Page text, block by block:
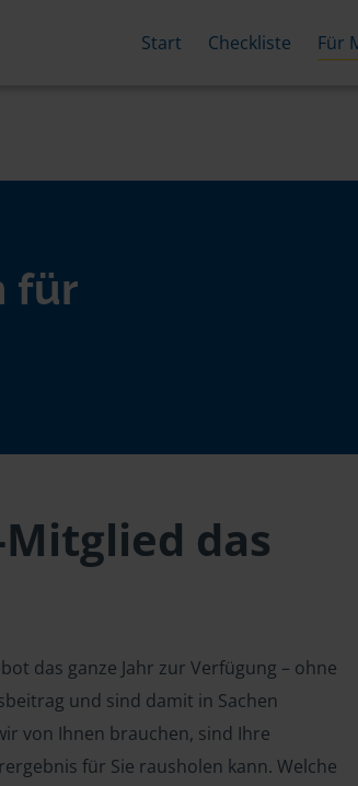
Start Checkliste Für
für
das
das ganze Jahr zur Verfügung – ohne
und sind damit in Sachen
von Ihnen brauchen, sind Ihre
für Sie rausholen kann. Welche